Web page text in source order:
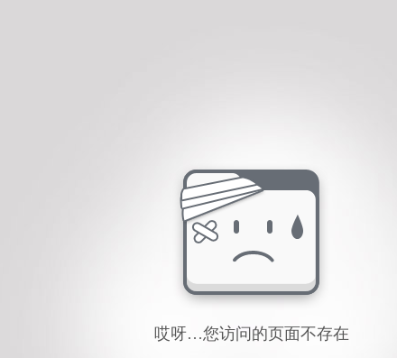
哎呀…您访问的页面不存在